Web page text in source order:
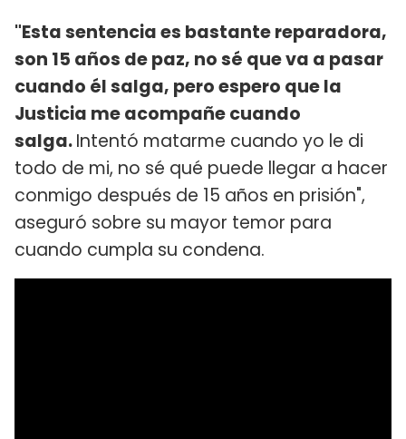
"Esta sentencia es bastante reparadora,
son 15 años de paz, no sé que va a pasar
cuando él salga, pero espero que la
Justicia me acompañe cuando
salga.Intentó matarme cuando yo le di
todo de mi, no sé qué puede llegar a hacer
conmigo después de 15 años en prisión",
aseguró sobre su mayor temor para
cuando cumpla su condena.